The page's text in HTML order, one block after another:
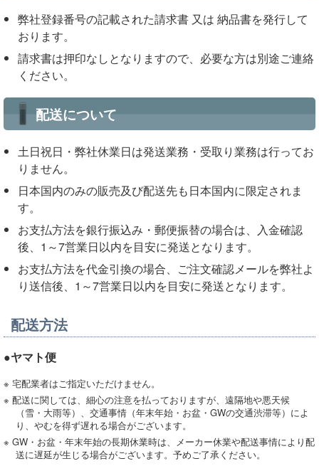
弊社登録番号の記載された請求書 又は 納品書を発行して
おります。
請求書は押印なしとなりますので、必要な方は別途ご連絡
ください。
配送について
土日祝日・弊社休業日は発送業務・受取り業務は行ってお
りません。
日本国内のみの販売及び配送先も日本国内に限定されま
す。
お支払方法を銀行振込み・郵便振替の場合は、入金確認
後、1～7営業日以内を目安に発送となります。
お支払方法を代金引換の場合、ご注文確認メールを弊社よ
り送信後、1～7営業日以内を目安に発送となります。
配送方法
●ヤマト便
※ 宅配業者はご指定いただけません。
※ 配送に関しては、細心の注意を払っておりますが、遠隔地や悪天候
（雪・大雨等）、交通事情（年末年始・お盆・GWの交通渋滞等）によ
り、やむを得ず遅れる場合がございます。
※ GW・お盆・年末年始の長期休業時は、メーカー休業や配送事情により配
送に遅延が生じる場合がございます。予めご了承ください。